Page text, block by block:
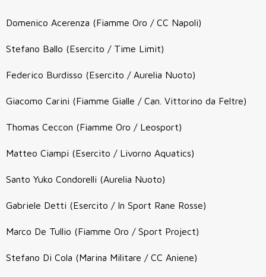
Domenico Acerenza (Fiamme Oro / CC Napoli)
Stefano Ballo (Esercito / Time Limit)
Federico Burdisso (Esercito / Aurelia Nuoto)
Giacomo Carini (Fiamme Gialle / Can. Vittorino da Feltre)
Thomas Ceccon (Fiamme Oro / Leosport)
Matteo Ciampi (Esercito / Livorno Aquatics)
Santo Yuko Condorelli (Aurelia Nuoto)
Gabriele Detti (Esercito / In Sport Rane Rosse)
Marco De Tullio (Fiamme Oro / Sport Project)
Stefano Di Cola (Marina Militare / CC Aniene)